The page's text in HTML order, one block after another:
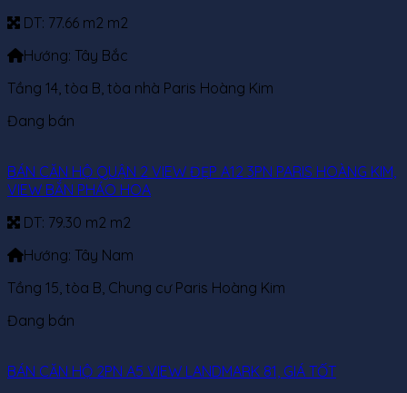
DT: 77.66 m2 m2
Hướng: Tây Bắc
Tầng 14, tòa B, tòa nhà Paris Hoàng Kim
Đang bán
BÁN CĂN HỘ QUẬN 2 VIEW ĐẸP A12 3PN PARIS HOÀNG KIM,
VIEW BẮN PHÁO HOA
DT: 79.30 m2 m2
Hướng: Tây Nam
Tầng 15, tòa B, Chung cư Paris Hoàng Kim
Đang bán
BÁN CĂN HỘ 2PN A5 VIEW LANDMARK 81, GIÁ TỐT